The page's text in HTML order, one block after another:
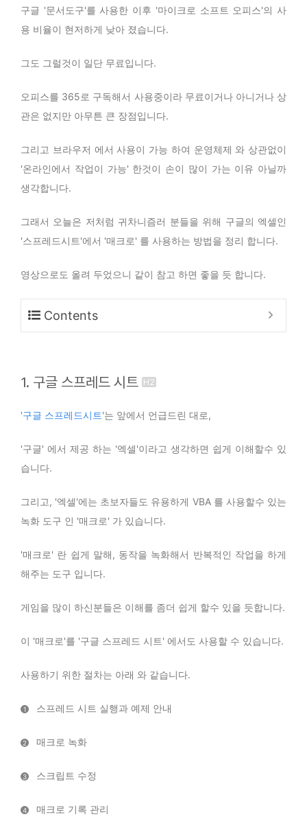
구글 '문서도구'를 사용한 이후 '마이크로 소프트 오피스'의 사
용 비율이 현저하게 낮아 졌습니다.
그도 그럴것이 일단 무료입니다.
오피스를 365로 구독해서 사용중이라 무료이거나 아니거나 상
관은 없지만 아무튼 큰 장점입니다.
그리고 브라우저 에서 사용이 가능 하여 운영체제 와 상관없이
'온라인에서 작업이 가능' 한것이 손이 많이 가는 이유 아닐까
생각합니다.
그래서 오늘은 저처럼 귀차니즘러 분들을 위해 구글의 엑셀인
'스프레드시트'에서 '매크로' 를 사용하는 방법을 정리 합니다.
영상으로도 올려 두었으니 같이 참고 하면 좋을 듯 합니다.
Contents
1. 구글 스프레드 시트
'구글 스프레드시트'는 앞에서 언급드린 대로,
'구글' 에서 제공 하는 '엑셀'이라고 생각하면 쉽게 이해할수 있
습니다.
그리고, '엑셀'에는 초보자들도 유용하게 VBA 를 사용할수 있는
녹화 도구 인 '매크로' 가 있습니다.
'매크로' 란 쉽게 말해, 동작을 녹화해서 반복적인 작업을 하게
해주는 도구 입니다.
게임을 많이 하신분들은 이해를 좀더 쉽게 할수 있을 듯합니다.
이 '매크로'를 '구글 스프레드 시트' 에서도 사용할 수 있습니다.
사용하기 위한 절차는 아래 와 같습니다.
1 스프레드 시트 실행과 예제 안내
2 매크로 녹화
3 스크립트 수정
4 매크로 기록 관리